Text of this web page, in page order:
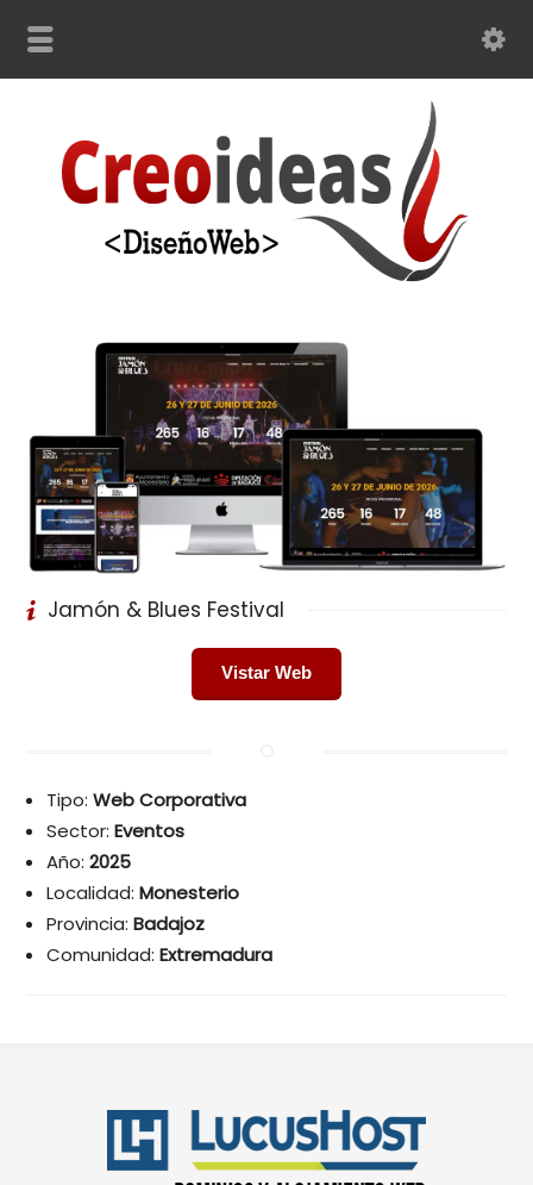
Jamón & Blues Festival
Vistar Web
Tipo:Web Corporativa
Sector:Eventos
Año:2025
Localidad:Monesterio
Provincia:Badajoz
Comunidad:Extremadura